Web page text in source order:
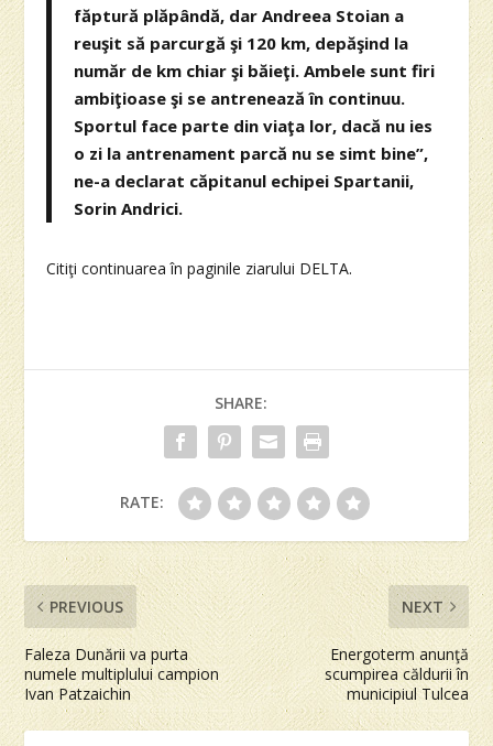
făptură plăpândă, dar Andreea Stoian a
reuşit să parcurgă şi 120 km, depăşind la
număr de km chiar şi băieţi. Ambele sunt firi
ambiţioase şi se antrenează în continuu.
Sportul face parte din viaţa lor, dacă nu ies
o zi la antrenament parcă nu se simt bine”,
ne-a declarat căpitanul echipei Spartanii,
Sorin Andrici.
Citiţi continuarea în paginile ziarului DELTA.
SHARE:
RATE:
PREVIOUS
Faleza Dunării va purta
numele multiplului campion
Ivan Patzaichin
NEXT
Energoterm anunţă
scumpirea căldurii în
municipiul Tulcea